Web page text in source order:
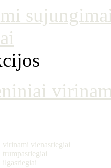
virinami vienasriegiai
trumpasriegiai
ilgasriegiai